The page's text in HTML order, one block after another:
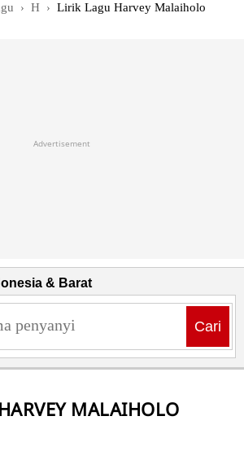
H Lirik Lagu Harvey Malaiholo
Advertisement
& Barat
Cari
MALAIHOLO